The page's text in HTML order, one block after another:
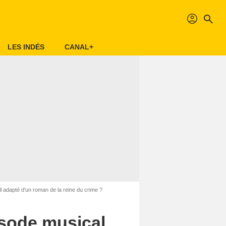
profil search
LES INDÉS CANAL+
d'un roman de la reine du crime ?